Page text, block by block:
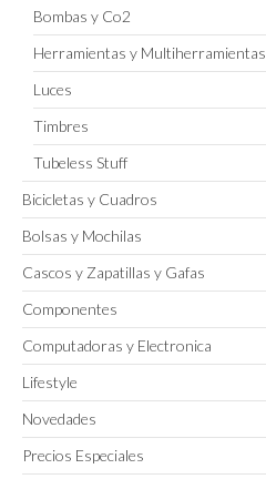
Bombas y Co2
Herramientas y Multiherramientas
Luces
Timbres
Tubeless Stuff
Bicicletas y Cuadros
Bolsas y Mochilas
Cascos y Zapatillas y Gafas
Componentes
Computadoras y Electronica
Lifestyle
Novedades
Precios Especiales